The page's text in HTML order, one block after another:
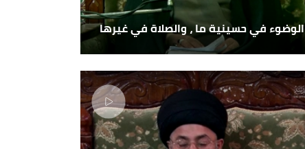
الوضوء في حسينية ما ، والصلاة في غيرها